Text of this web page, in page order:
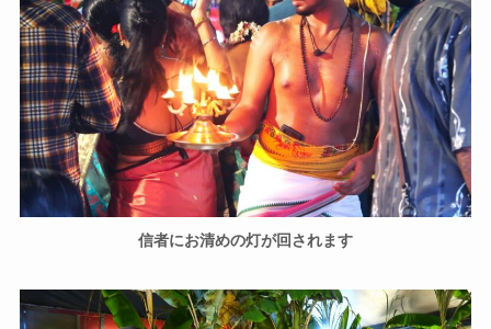
信者にお清めの灯が回されます